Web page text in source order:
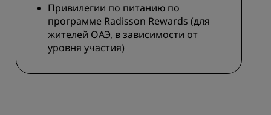
Как использовать баллы
Как заработать баллы
Bookers and Planners
Привилегии по питанию по
программе Radisson Rewards (для
жителей ОАЭ, в зависимости от
уровня участия)